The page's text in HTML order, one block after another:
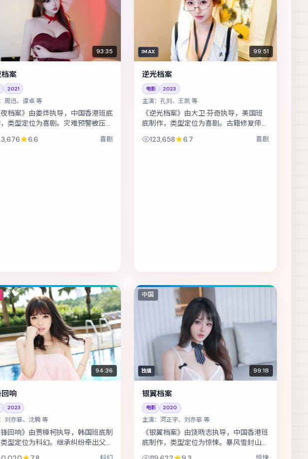
93:35
案
2021
周迅、谭卓 等
夜档案》由娄烨执导，中国香港班底
类型定位为喜剧。灾难预警被压下
括周迅、谭卓、木村拓哉 等，表...
6.6 喜剧
IMAX 99:51
逆光档案
电影 2023
主演：孔刘、王凯 等
《逆光档案》由大卫·芬奇执导，美国班
底制作，类型定位为喜剧。古籍修复师发
史。主演包括孔刘、王凯、古天乐 等，
123,658 6.7 喜剧
94:36
响
2023
刘亦菲、沈腾 等
锋回响》由贾樟柯执导，韩国班底制
型定位为科幻。继承纠纷牵出父辈
，兄妹在法理与亲情间摇摆。主演包
中国
独播 99:18
银翼档案
电影 2020
主演：河正宇、刘亦菲 等
《银翼档案》由饶晓志执导，中国香港班
底制作，类型定位为惊悚。暴风雪封山，
旅店里的住客一个接一个消失。主演包括